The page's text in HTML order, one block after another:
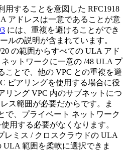
用することを意図した RFC1918
アドレスは一意であることが意
には、重複を避けることができ
ルの説明が含まれています。
の範囲からすべての ULA アド
ットワークに一意の /48 ULA プ
ことで、他の VPC との重複を避
ピアリングを使用する場合に役
リング VPC 内のサブネットにつ
ス範囲が必要だからです。ま
で、プライベート ネットワーク
用する必要がなくなります。
レミス / クロスクラウドの ULA
範囲を柔軟に選択できま